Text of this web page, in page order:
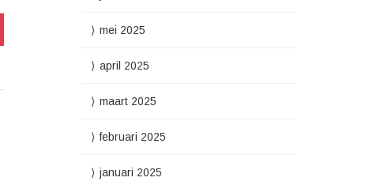
mei 2025
april 2025
maart 2025
februari 2025
januari 2025